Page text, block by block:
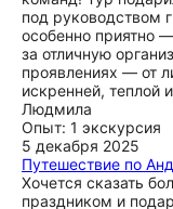
под руководством
особенно приятно
за отличную
проявлениях — от
искренней, теплой
Людмила
Опыт: 1 экскурсия
5 декабря 2025
Путешествие по
Хочется сказать
праздником и